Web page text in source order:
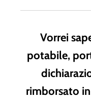
Vorrei
potabile,
rimborsato